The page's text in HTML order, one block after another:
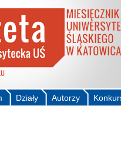
Autorzy
Działy